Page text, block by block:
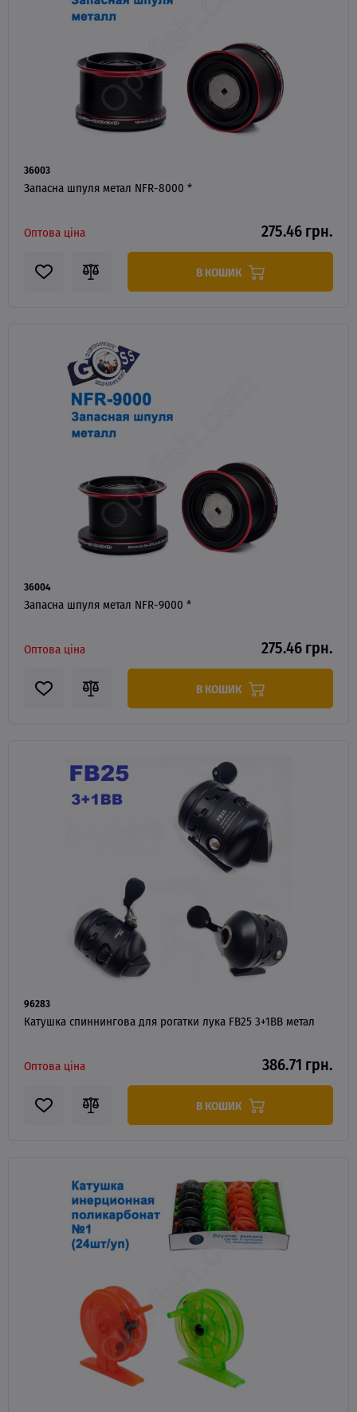
36003
Запасна шпуля метал NFR-8000 *
Оптова ціна 275.46 грн.
В КОШИК
36004
Запасна шпуля метал NFR-9000 *
Оптова ціна 275.46 грн.
В КОШИК
96283
Катушка спиннингова для рогатки лука FB25 3+1BB метал
Оптова ціна 386.71 грн.
В КОШИК